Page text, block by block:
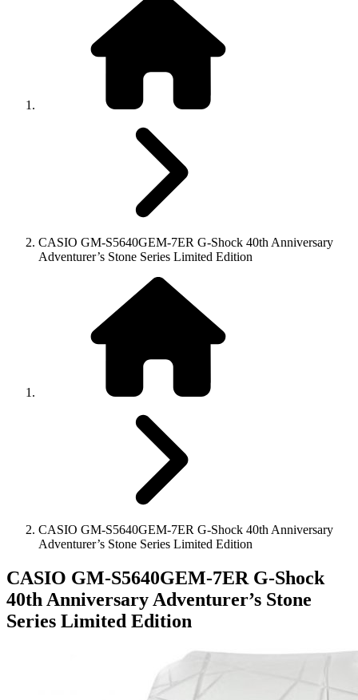
CASIO GM-S5640GEM-7ER G-Shock 40th Anniversary
Adventurer’s Stone Series Limited Edition
CASIO GM-S5640GEM-7ER G-Shock 40th Anniversary
Adventurer’s Stone Series Limited Edition
CASIO GM-S5640GEM-7ER G-Shock
40th Anniversary Adventurer’s Stone
Series Limited Edition